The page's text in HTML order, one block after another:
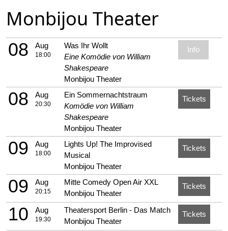
Monbijou Theater
08 Aug
18:00
Info
Was Ihr Wollt
Eine Komödie von William
Shakespeare
Monbijou Theater
08 Aug
20:30
Tickets
Ein Sommernachtstraum
Komödie von William
Shakespeare
Monbijou Theater
09 Aug
18:00
Tickets
Lights Up! The Improvised
Musical
Monbijou Theater
09 Aug
20:15
Tickets
Mitte Comedy Open Air XXL
Monbijou Theater
10 Aug
19:30
Tickets
Theatersport Berlin - Das Match
Monbijou Theater